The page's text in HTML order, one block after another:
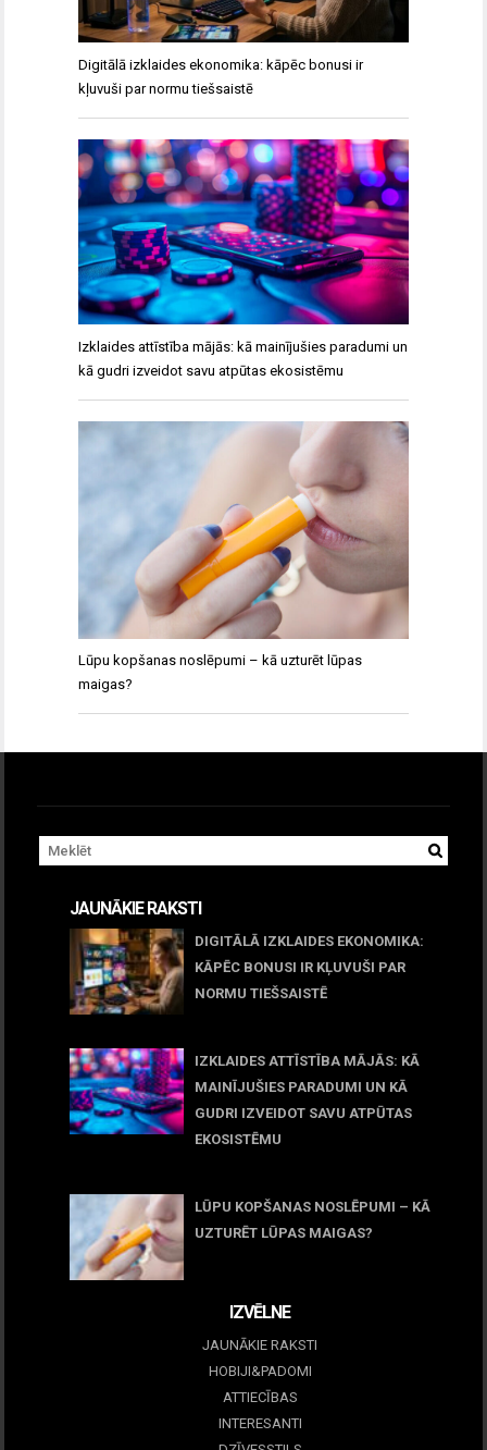
Digitālā izklaides ekonomika: kāpēc bonusi ir
kļuvuši par normu tiešsaistē
Izklaides attīstība mājās: kā mainījušies paradumi un
kā gudri izveidot savu atpūtas ekosistēmu
Lūpu kopšanas noslēpumi – kā uzturēt lūpas
maigas?
JAUNĀKIE RAKSTI
DIGITĀLĀ IZKLAIDES EKONOMIKA:
KĀPĒC BONUSI IR KĻUVUŠI PAR
NORMU TIEŠSAISTĒ
IZKLAIDES ATTĪSTĪBA MĀJĀS: KĀ
MAINĪJUŠIES PARADUMI UN KĀ
GUDRI IZVEIDOT SAVU ATPŪTAS
EKOSISTĒMU
LŪPU KOPŠANAS NOSLĒPUMI – KĀ
UZTURĒT LŪPAS MAIGAS?
IZVĒLNE
JAUNĀKIE RAKSTI
HOBIJI&PADOMI
ATTIECĪBAS
INTERESANTI